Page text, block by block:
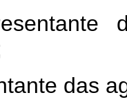
das